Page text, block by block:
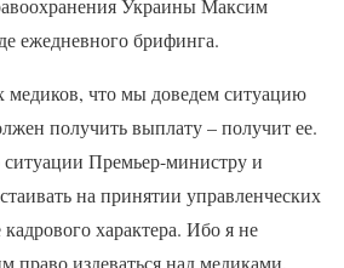
Украины Максим
ежедневного брифинга.
медиков, что мы доведем ситуацию
получить выплату – получит ее.
ситуации Премьер-министру и
на принятии управленческих
характера. Ибо я не
право издеваться над медиками,